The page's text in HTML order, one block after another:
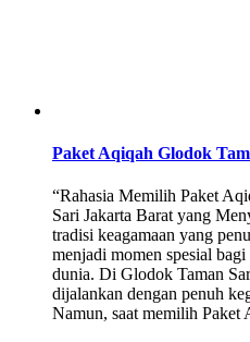
Paket Aqiqah Glodok
“Rahasia Memilih Paket
Sari Jakarta Barat yang
tradisi keagamaan yang
menjadi momen spesial
dunia. Di Glodok Taman
dijalankan dengan penuh
Namun, saat memilih